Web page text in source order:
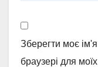
Зберегти моє
браузері для